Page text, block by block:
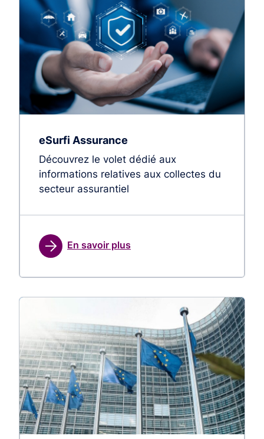
eSurfi Assurance
Découvrez le volet dédié aux
informations relatives aux collectes du
secteur assurantiel
En savoir plus